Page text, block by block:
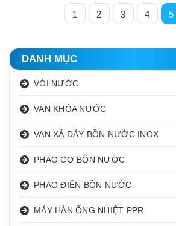
1 2 3 4 5
DANH MỤC
VÒI NƯỚC
VAN KHÓA NƯỚC
VAN XẢ ĐÁY BỒN NƯỚC INOX
PHAO CƠ BỒN NƯỚC
PHAO ĐIỆN BỒN NƯỚC
MÁY HÀN ỐNG NHIỆT PPR